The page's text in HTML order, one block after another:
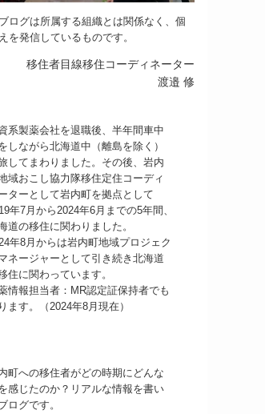
ログは所属する組織とは関係なく、個
を発信しているものです。
移住者目線移住コーディネーター
渡邉 修
系製薬会社を退職後、半年間車中
しながら北海道中（離島を除く）
してまわりました。その後、岩内
域おこし協力隊移住定住コーディ
ターとして岩内町を拠点として
年7月から2024年6月までの5年間、
道の移住に関わりました。
年8月からは岩内町地域プロジェク
ネージャーとして引き続き北海道
住に関わっています。
情報担当者：MR認定証保持者でも
ます。（2024年8月現在）
町への移住者がどの時期にどんな
感じたのか？リアルな情報を書い
ログです。